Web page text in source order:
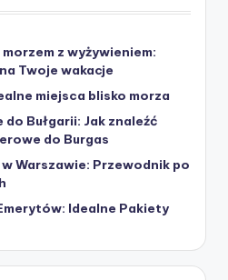
z wyżywieniem:
Twoje wakacje
miejsca blisko morza
Bułgarii: Jak znaleźć
do Burgas
Warszawie: Przewodnik po
Idealne Pakiety